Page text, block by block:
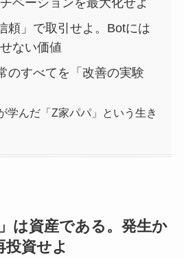
ベーションを最大化せよ
頼」で取引せよ。Botには
ない価値
のすべてを「改善の実験
学んだ「Z家パパ」という生き
は資産である。発生か
投資せよ